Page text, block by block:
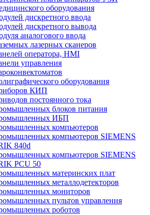
оборудования
дискретного ввода
дискретного вывода
аналогового ввода
лазерных сканеров
оператора, HMI
управления
оборудования
КИП
постоянного тока
блоков питания
ИБП
компьютеров
компьютеров SIEMENS
840d
компьютеров SIEMENS
PCU 50
материнских плат
металлодетекторов
мониторов
пультов управления
роботов